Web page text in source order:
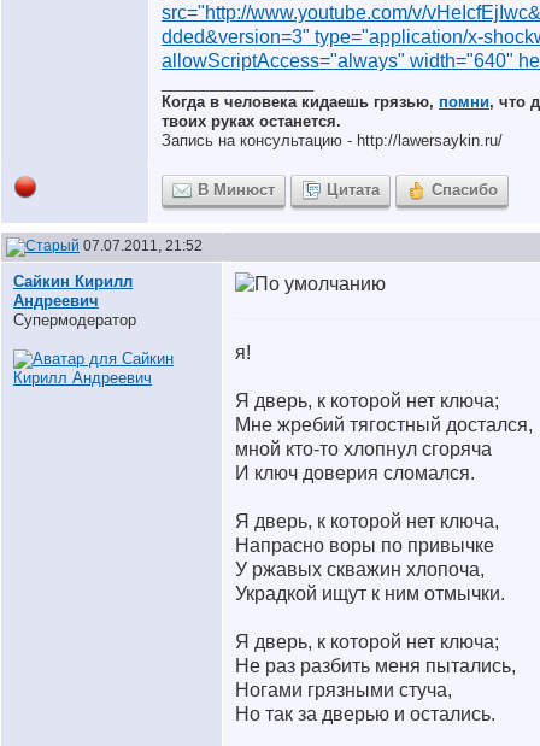
src="http://www.youtube.com/v/
dded&version=3" type="application/x-
allowScriptAccess="always" width="640"
Когда в человека кидаешь грязью, помни, что
твоих руках останется.
Запись на консультацию - http://lawersaykin.ru/
В Минюст Цитата Спасибо
07.07.2011, 21:52
Сайкин Кирилл
Андреевич
Супермодератор
я!
Я дверь, к которой нет ключа;
Мне жребий тягостный достался,
мной кто-то хлопнул сгоряча
И ключ доверия сломался.
Я дверь, к которой нет ключа,
Напрасно воры по привычке
У ржавых скважин хлопоча,
Украдкой ищут к ним отмычки.
Я дверь, к которой нет ключа;
Не раз разбить меня пытались,
Ногами грязными стуча,
Но так за дверью и остались.